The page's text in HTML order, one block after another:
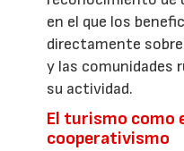
en el que los
directamente
y las comunidades
su actividad.
El turismo como
cooperativismo